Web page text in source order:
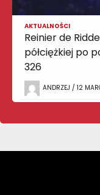
AKTUALNOŚCI
Reinier de
półciężkiej po
326
ANDRZEJ / 12